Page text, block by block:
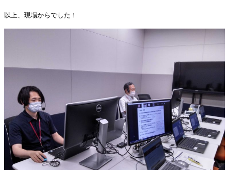
以上、現場からでした！